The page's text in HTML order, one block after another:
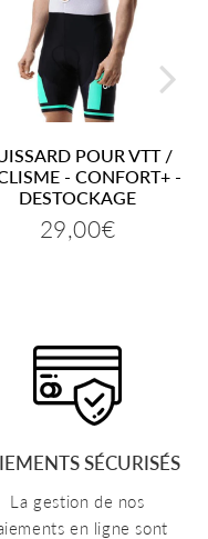
POUR VTT /
- CONFORT+ -
DESTOCKAGE
Prix
29,00€
SÉCURISÉS
La gestion de nos
en ligne sont